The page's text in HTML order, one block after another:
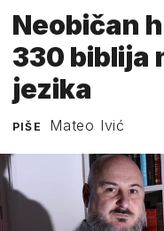
Neobičan
330 biblija
jezika
PIŠE Mateo Ivić